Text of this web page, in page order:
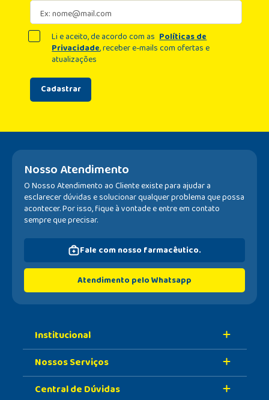
Cadastrar
Li e aceito, de acordo com as Políticas de
Privacidade, receber e-mails com ofertas e
atualizações
Nosso Atendimento
O Nosso Atendimento ao Cliente existe para ajudar a
esclarecer dúvidas e solucionar qualquer problema que possa
acontecer. Por isso, fique à vontade e entre em contato
sempre que precisar.
Fale com nosso farmacêutico.
Atendimento pelo Whatsapp
Institucional
Sobre A Nossa Drogaria
Nossa História
Nossos Serviços
Retire Na Loja
Central de Dúvidas